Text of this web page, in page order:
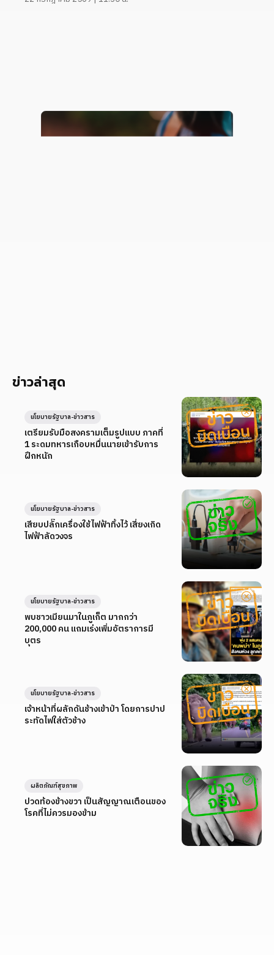
ข่าวล่าสุด
เตรียมรับมือสงครามเต็มรูปแบบ ภาคที่
1 ระดมทหารเกือบหมื่นนายเข้ารับการ
ฝึกหนัก
นโยบายรัฐบาล-ข่าวสาร
เสียบปลั๊กเครื่องใช้ไฟฟ้าทิ้งไว้ เสี่ยงเกิด
ไฟฟ้าลัดวงจร
นโยบายรัฐบาล-ข่าวสาร
พบชาวเมียนมาในภูเก็ต มากกว่า
200,000 คน แถมเร่งเพิ่มอัตราการมี
บุตร
นโยบายรัฐบาล-ข่าวสาร
เจ้าหน้าที่ผลักดันช้างเข้าป่า โดยการปาป
ระทัดไฟใส่ตัวช้าง
นโยบายรัฐบาล-ข่าวสาร
ปวดท้องข้างขวา เป็นสัญญาณเตือนของ
โรคที่ไม่ควรมองข้าม
ผลิตภัณฑ์สุขภาพ